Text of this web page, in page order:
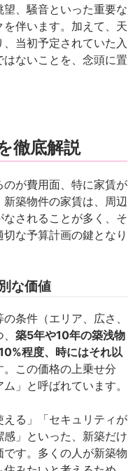
、騒音といった重要な
伴います。加えて、天
当初予定されていた入
ないことを、念頭に置
徹底解説
が費用面、特に家賃が
築物件の家賃は、周辺
されることが多く、そ
な予算計画の鍵となり
な価値
条件（エリア、広さ、
築5年や10年の築浅物
程度、時にはそれ以
この価格の上乗せ分
」と呼ばれています。
る」「セキュリティが
」といった、新築だけ
す。多くの人が新築物